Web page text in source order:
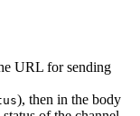
URL for sending
), then in the body